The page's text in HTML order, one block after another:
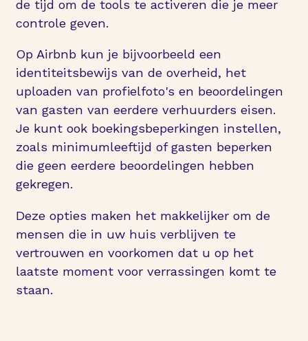
de tijd om de tools te activeren die je meer
controle geven.
Op Airbnb kun je bijvoorbeeld een
identiteitsbewijs van de overheid, het
uploaden van profielfoto's en beoordelingen
van gasten van eerdere verhuurders eisen.
Je kunt ook boekingsbeperkingen instellen,
zoals minimumleeftijd of gasten beperken
die geen eerdere beoordelingen hebben
gekregen.
Deze opties maken het makkelijker om de
mensen die in uw huis verblijven te
vertrouwen en voorkomen dat u op het
laatste moment voor verrassingen komt te
staan.